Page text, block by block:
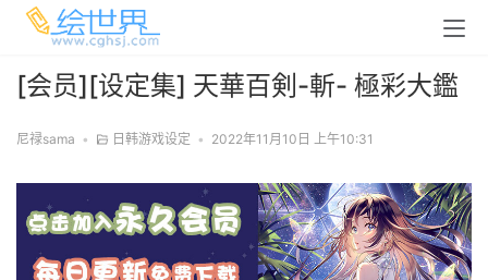
[会员][设定集] 天華百剣-斬- 極彩大鑑
尼禄sama • 日韩游戏设定 • 2022年11月10日 上午10:31